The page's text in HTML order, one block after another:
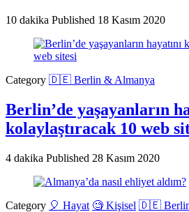
10 dakika Published 18 Kasım 2020
Category 🇩🇪 Berlin & Almanya
Berlin’de yaşayanların
kolaylaştıracak 10 web
4 dakika Published 28 Kasım 2020
Category 🎈 Hayat 🧐 Kişisel 🇩🇪 Berlin